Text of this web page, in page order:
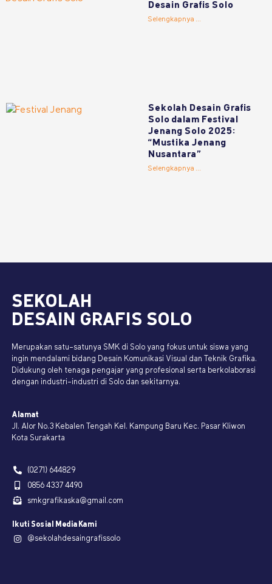
Desain Grafis Solo
Selengkapnya ...
Sekolah Desain Grafis
Solo dalam Festival
Jenang Solo 2025:
“Mustika Jenang
Nusantara”
Selengkapnya ...
SEKOLAH
DESAIN GRAFIS SOLO
Merupakan satu-satunya SMK di Solo yang fokus untuk siswa yang
ingin mendalami bidang Desain Komunikasi Visual dan Teknik Grafika.
Didukung oleh tenaga pengajar yang profesional serta berkolaborasi
dengan industri-industri di Solo dan sekitarnya.
Alamat
Jl. Alor No.3 Kebalen Tengah Kel. Kampung Baru Kec. Pasar Kliwon
Kota Surakarta
(0271) 644829
0856 4337 4490
smkgrafikaska@gmail.com
Ikuti Sosial Media Kami
@sekolahdesaingrafissolo